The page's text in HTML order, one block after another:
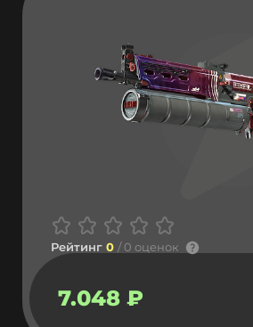
Рейтинг 0 / 0 оценок
7.048 ₽